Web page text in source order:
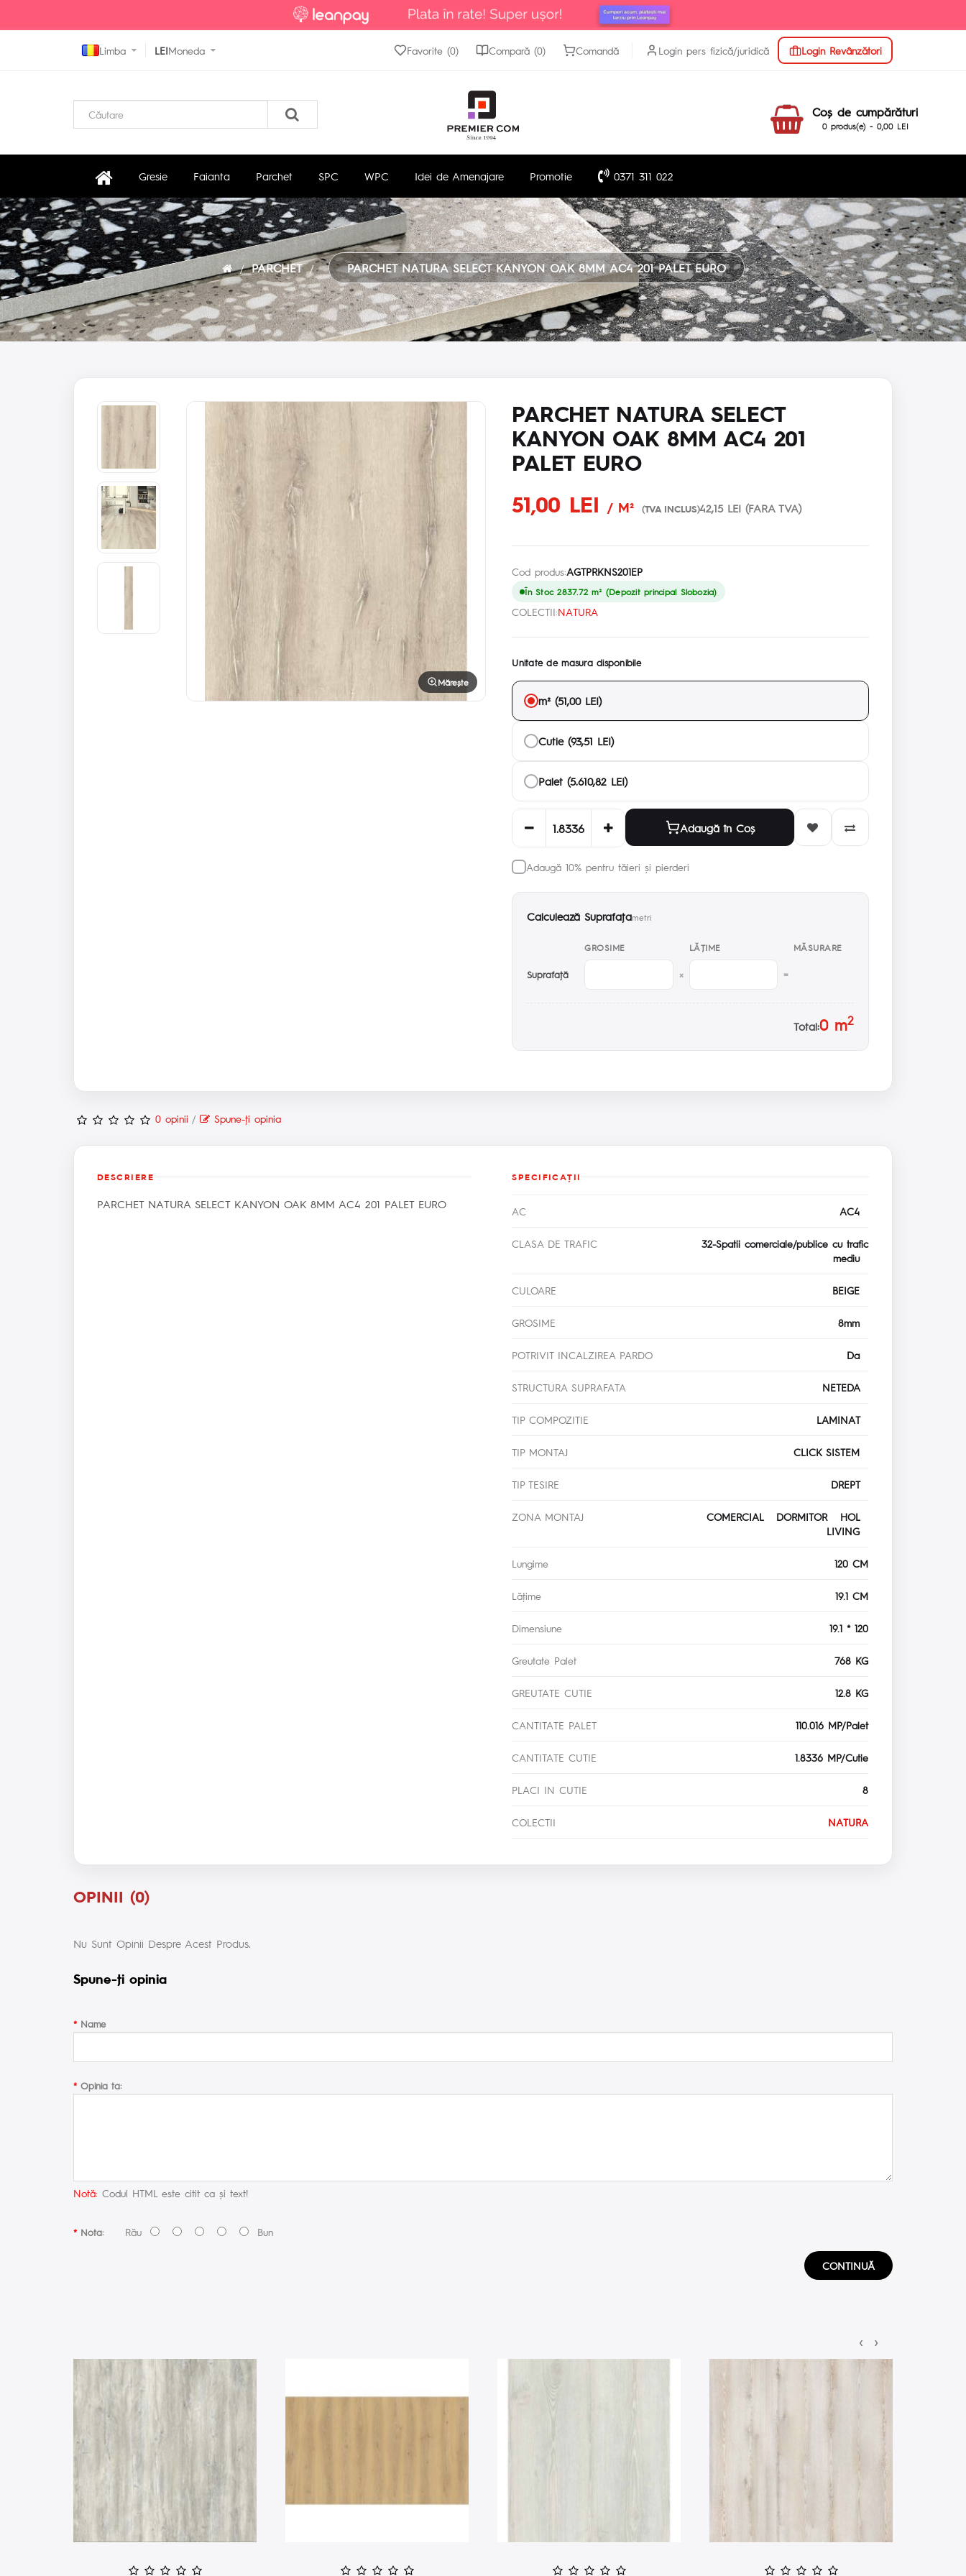
Limba LEIMoneda Login Revânzători
Login pers fizică/juridică
Favorite (0) Compară (0) Comandă
Coş de cumpărături
0 produs(e) - 0,00 LEI
Gresie Faianta Parchet SPC WPC Idei de Amenajare Promotie 0371 311 022
PARCHET PARCHET NATURA SELECT KANYON OAK 8MM AC4 201 PALET EURO
Mărește
PARCHET NATURA SELECT
KANYON OAK 8MM AC4 201
PALET EURO
51,00 LEI
/ M² (TVA INCLUS)42,15 LEI (FARA TVA)
Cod produs:AGTPRKNS201EP
În Stoc 2837.72 m² (Depozit principal Slobozia)
COLECTII:NATURA
Unitate de masura disponibile
m² (51,00 LEI)
Cutie (93,51 LEI)
Palet (5.610,82 LEI)
Adaugă în Coş
Adaugă 10% pentru tăieri și pierderi
Calculează Suprafaţametri
GROSIME LĂŢIME MĂSURARE
Suprafaţă × =
Total:0m2
0 opinii / Spune-ţi opinia
DESCRIERE
PARCHET NATURA SELECT KANYON OAK 8MM AC4 201 PALET EURO
SPECIFICAŢII
AC AC4
CLASA DE TRAFIC
32-Spatii comerciale/publice cu trafic
mediu
CULOARE BEIGE
GROSIME 8mm
POTRIVIT INCALZIREA PARDO Da
STRUCTURA SUPRAFATA NETEDA
TIP COMPOZITIE LAMINAT
TIP MONTAJ CLICK SISTEM
TIP TESIRE DREPT
ZONA MONTAJ
COMERCIAL DORMITOR HOL
LIVING
Lungime 120 CM
Lăţime 19.1 CM
Dimensiune 19.1 * 120
Greutate Palet 768 KG
GREUTATE CUTIE 12.8 KG
CANTITATE PALET 110.016 MP/Palet
CANTITATE CUTIE 1.8336 MP/Cutie
PLACI IN CUTIE 8
COLECTII NATURA
OPINII (0)
Nu Sunt Opinii Despre Acest Produs.
Spune-ţi opinia
Name
Opinia ta:
Notă: Codul HTML este citit ca şi text!
Nota:Rău Bun
CONTINUĂ
‹ ›